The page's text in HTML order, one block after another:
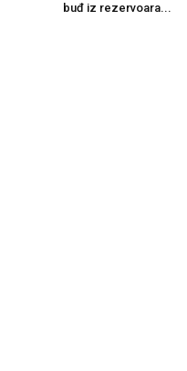
buđ iz rezervoara...